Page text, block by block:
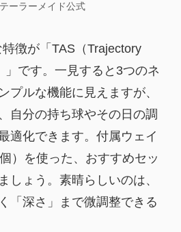
ーラーメイド公式
徴が「TAS（Trajectory
です。一見すると3つのネ
プルな機能に見えますが、
自分の持ち球やその日の調
適化できます。付属ウェイ
）を使った、おすすめセッ
しょう。素晴らしいのは、
「深さ」まで微調整できる